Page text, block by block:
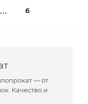
6
— от
Качество и